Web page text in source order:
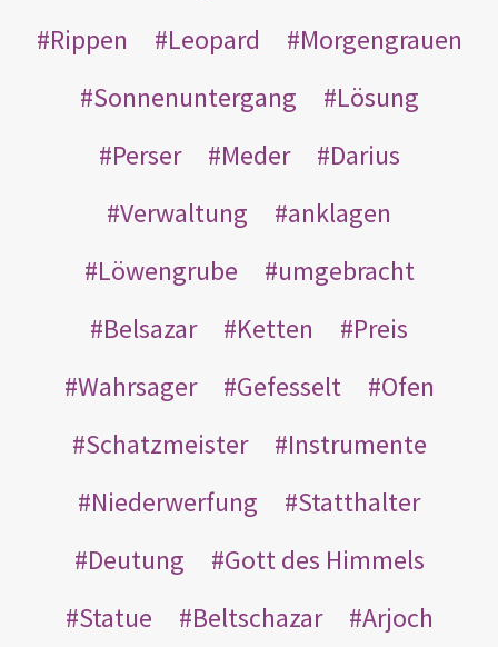
Rippen
Leopard
Morgengrauen
Sonnenuntergang
Lösung
Perser
Meder
Darius
Verwaltung
anklagen
Löwengrube
umgebracht
Belsazar
Ketten
Preis
Wahrsager
Gefesselt
Ofen
Schatzmeister
Instrumente
Niederwerfung
Statthalter
Deutung
Gott des Himmels
Statue
Beltschazar
Arjoch